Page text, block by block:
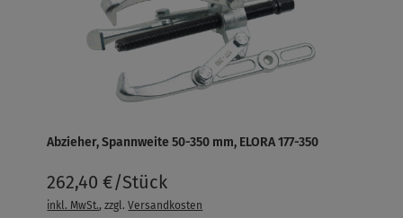
Abzieher, Spannweite 50-350 mm, ELORA 177-350
262,40 €/Stück
inkl. MwSt., zzgl.Versandkosten